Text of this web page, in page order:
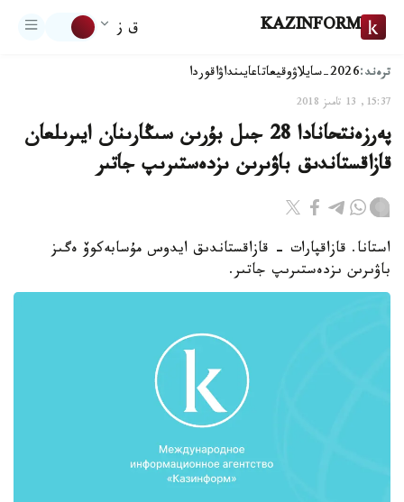
KAZINFORM ق ز
ترەند:2026-سايلاۋ وقيعاتاعايىنداۋاقوردا
15:37, 13 تامىز 2018
پەرزەنتحانادا 28 جىل بۇرىن سىڭارىنان ايىرىلعان
قازاقستاندىق باۋىرىن ىزدەستىرىپ جاتىر
استانا. قازاقپارات - قازاقستاندىق ايدوس مۇسابەكوۆ ەگىز
باۋىرىن ىزدەستىرىپ جاتىر.